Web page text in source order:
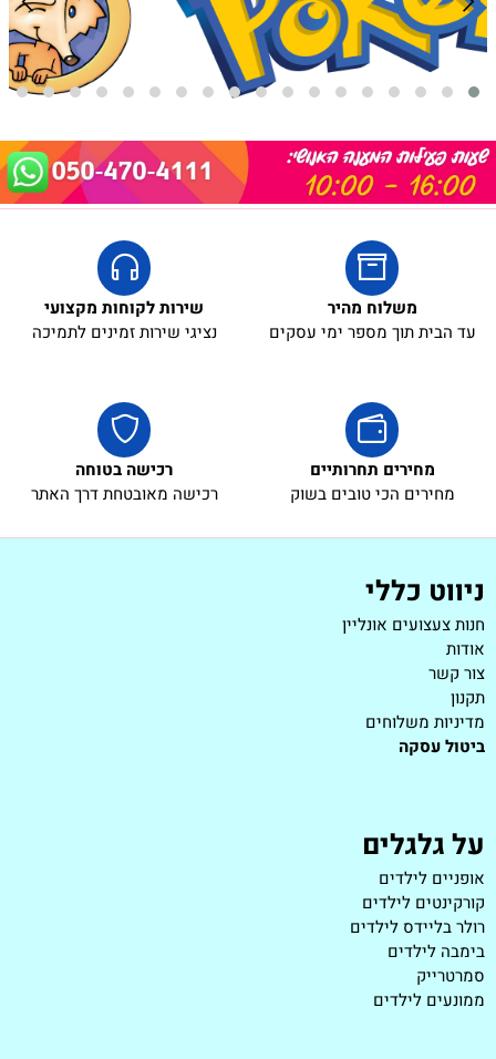
משלוח מהיר
עד הבית תוך מספר ימי עסקים
שירות לקוחות מקצועי
נציגי שירות זמינים לתמיכה
מחירים תחרותיים
מחירים הכי טובים בשוק
רכישה בטוחה
רכישה מאובטחת דרך האתר
ניווט כללי
חנות צעצועים אונליין
אודות
צור קשר
תקנון
מדיניות משלוחים
ביטול עסקה
על גלגלים
אופניים לילדים
קורקינטים לילדים
רולר בליידס לילדים
בימבה לילדים
סמרטרייק
ממונעים לילדים